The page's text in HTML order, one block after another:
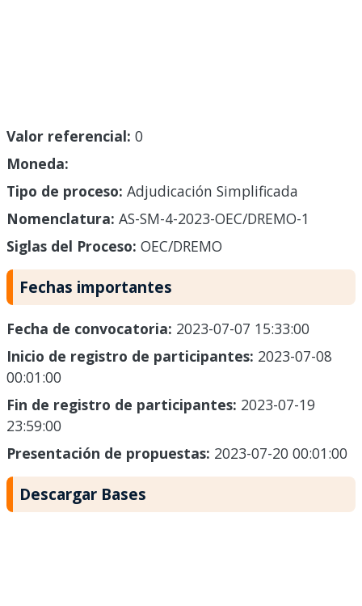
Valor referencial: 0
Moneda:
Tipo de proceso: Adjudicación Simplificada
Nomenclatura: AS-SM-4-2023-OEC/DREMO-1
Siglas del Proceso: OEC/DREMO
Fechas importantes
Fecha de convocatoria: 2023-07-07 15:33:00
Inicio de registro de participantes: 2023-07-08
00:01:00
Fin de registro de participantes: 2023-07-19
23:59:00
Presentación de propuestas: 2023-07-20 00:01:00
Descargar Bases